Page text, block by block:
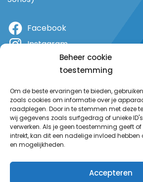
Beheer cookie
toestemming
Om de beste ervaringen te bieden,
zoals cookies om informatie over je
raadplegen. Door in te stemmen met deze
wij gegevens zoals surfgedrag of unieke
verwerken. Als je geen toestemming geeft
intrekt, kan dit een nadelige invloed
en mogelijkheden.
Accepteren
Facebook
Instagram
YouTube